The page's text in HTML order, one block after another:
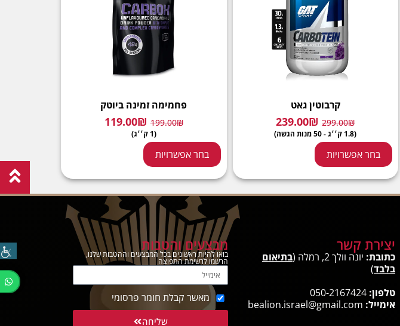
קרבוטין גאט
299.00₪
239.00₪
(1.8 ק׳׳ג - 50 מנות הגשה)
בחר אפשרויות
פחמימה זמינה ביוטק
199.00₪
119.00₪
(1 ק׳׳ג)
בחר אפשרויות
יצירת קשר
כתובת: יונה וולך 2, רמלה (
בתיאום
בלבד)
טלפון: 050-2167424
אימייל: bealion.israel@gmail.com
מבצעים והטבות
בואו להיות ראשונים בכל המבצעים וההטבות שלנו,
הרשמו לרשימת התפוצה
מאשר קבלת חומר פרסומי
שליחה